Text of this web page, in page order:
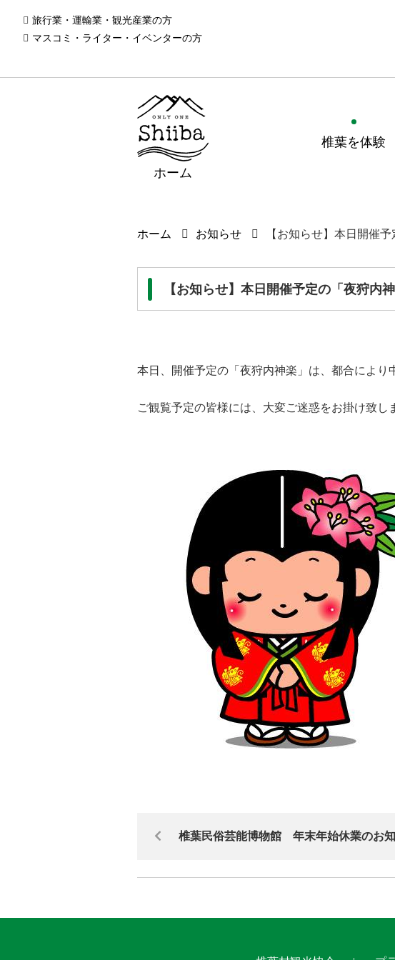
旅行業・運輸業・観光産業の方
マスコミ・ライター・イベンターの方
ホーム
椎葉を体験
ホーム お知らせ 【お知らせ】本日開催
【お知らせ】本日開催予定の「夜狩内
本日、開催予定の「夜狩内神楽」は、都合により
ご観覧予定の皆様には、大変ご迷惑をお掛け致し
椎葉民俗芸能博物館 年末年始休業のお